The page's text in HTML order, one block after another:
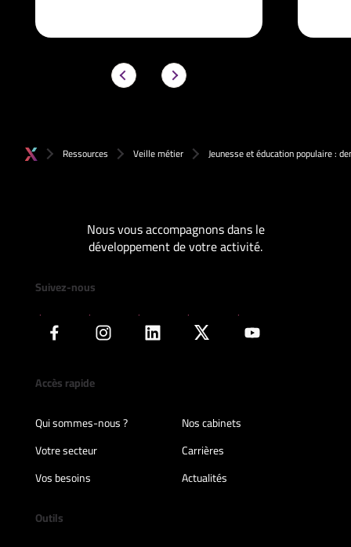
Ressources Veille métier Jeunesse et éducation populaire :
Nous vous accompagnons dans le
développement de votre activité.
Suivez-nous
Accès rapide
Qui sommes-nous ?
Nos cabinets
Votre secteur
Carrières
Vos besoins
Actualités
Outils